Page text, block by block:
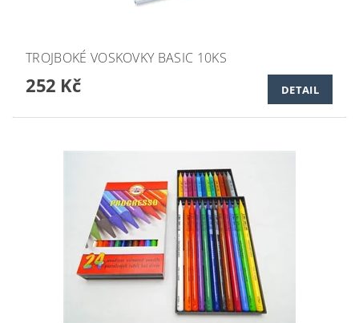
TROJBOKÉ VOSKOVKY BASIC 10KS
252 Kč DETAIL